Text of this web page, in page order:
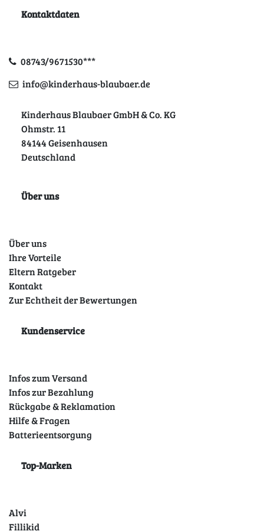
Kontaktdaten
08743/9671530***
info@kinderhaus-blaubaer.de
Kinderhaus Blaubaer GmbH & Co. KG
Ohmstr. 11
84144 Geisenhausen
Deutschland
Über uns
Über uns
Ihre Vorteile
Eltern Ratgeber
Kontakt
Zur Echtheit der Bewertungen
Kundenservice
Infos zum Versand
Infos zur Bezahlung
Rückgabe & Reklamation
Hilfe & Fragen
Batterieentsorgung
Top-Marken
Alvi
Fillikid